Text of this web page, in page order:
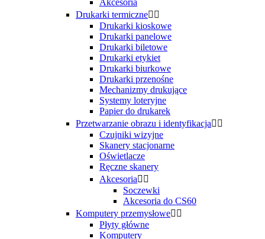
Akcesoria
Drukarki termiczne 
Drukarki kioskowe
Drukarki panelowe
Drukarki biletowe
Drukarki etykiet
Drukarki biurkowe
Drukarki przenośne
Mechanizmy drukujące
Systemy loteryjne
Papier do drukarek
Przetwarzanie obrazu i identyfikacja 
Czujniki wizyjne
Skanery stacjonarne
Oświetlacze
Ręczne skanery
Akcesoria 
Soczewki
Akcesoria do CS60
Komputery przemysłowe 
Płyty główne
Komputery